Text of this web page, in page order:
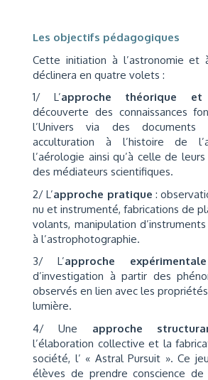
Les objectifs pédagogiques
Cette initiation à l’astronomie et
déclinera en quatre volets :
1/ L’approche théorique et
découverte des connaissances
l’Univers via des documents
acculturation à l’histoire de
l’aérologie ainsi qu’à celle de
des médiateurs scientifiques.
2/ L’approche pratique :
nu et instrumenté, fabrications de
volants, manipulation
à l’astrophotographie.
3/ L’approche expérimentale
d’investigation à partir des
observés en lien avec les
lumière.
4/ Une approche
l’élaboration collective et la
société, l’ « Astral Pursuit ». Ce
élèves de prendre conscience de